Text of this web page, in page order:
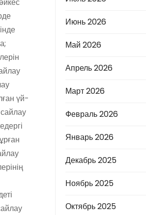
үй-
Июнь 2026
Май 2026
Апрель 2026
Март 2026
Февраль 2026
Январь 2026
Декабрь 2025
Ноябрь 2025
Октябрь 2025